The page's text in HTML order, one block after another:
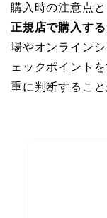
購入時の注意点と
正規店で購入する
場やオンライン
ェックポイント
重に判断すること